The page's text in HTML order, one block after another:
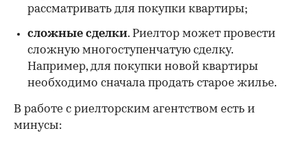
рассматривать для покупки квартиры;
сложные сделки. Риелтор может провести
сложную многоступенчатую сделку.
Например, для покупки новой квартиры
необходимо сначала продать старое жилье.
В работе с риелторским агентством есть и
минусы: